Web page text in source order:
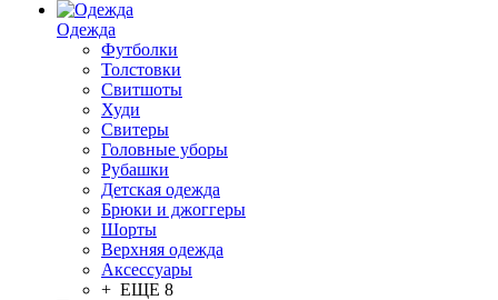
Одежда
Футболки
Толстовки
Свитшоты
Худи
Свитеры
Головные уборы
Рубашки
Детская одежда
Брюки и джоггеры
Шорты
Верхняя одежда
Аксессуары
+ ЕЩЕ 8